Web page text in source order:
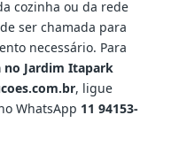
cozinha ou da rede
ser chamada para
necessário. Para
Jardim Itapark
, ligue
WhatsApp 11 94153-